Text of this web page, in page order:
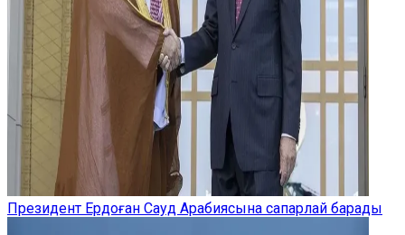
Президент Ердоған Сауд Арабиясына сапарлай барады